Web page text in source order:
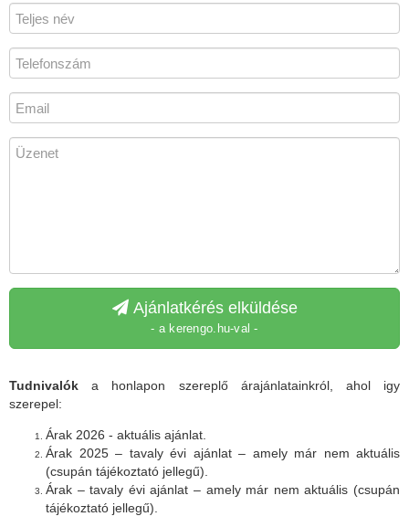
Ajánlatkérés elküldése
- a kerengo.hu-val -
Tudnivalók a honlapon szereplő árajánlatainkról, ahol igy
szerepel:
Árak 2026 - aktuális ajánlat.
Árak 2025 – tavaly évi ajánlat – amely már nem aktuális
(csupán tájékoztató jellegű).
Árak – tavaly évi ajánlat – amely már nem aktuális (csupán
tájékoztató jellegű).